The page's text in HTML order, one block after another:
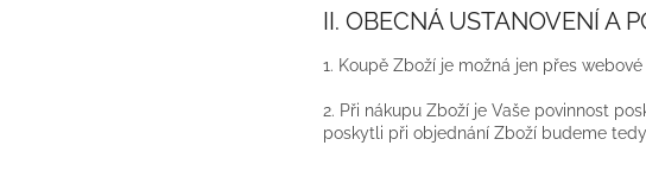
II. OBECNÁ USTANOVENÍ A
1. Koupě Zboží je možná jen přes
2. Při nákupu Zboží je Vaše povinnost
poskytli při objednání Zboží budeme